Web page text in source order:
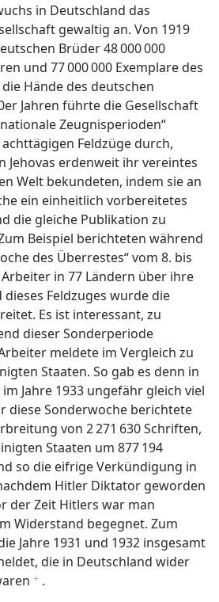
in Deutschland das
gewaltig an. Von 1919
Brüder 48 000 000
und 77 000 000 Exemplare des
Hände des deutschen
Jahren führte die Gesellschaft
Zeugnisperioden“
Feldzüge durch,
Jehovas erdenweit ihr vereintes
Welt bekundeten, indem sie an
ein einheitlich vorbereitetes
die gleiche Publikation zu
Beispiel berichteten während
des Überrestes“ vom 8. bis
Arbeiter in 77 Ländern über ihre
dieses Feldzuges wurde die
Es ist interessant, zu
dieser Sonderperiode
meldete im Vergleich zu
Staaten. So gab es denn in
Jahre 1933 ungefähr gleich viel
diese Sonderwoche berichtete
von 2 271 630 Schriften,
Staaten um 877 194
so die eifrige Verkündigung in
Hitler Diktator geworden
der Zeit Hitlers war man
Widerstand begegnet. Zum
Jahre 1931 und 1932 insgesamt
die in Deutschland wider
f .